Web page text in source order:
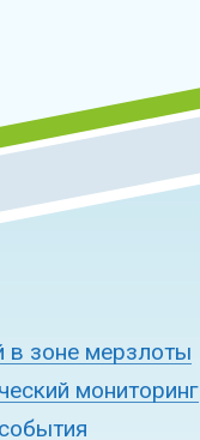
в зоне мерзлоты
мониторинг